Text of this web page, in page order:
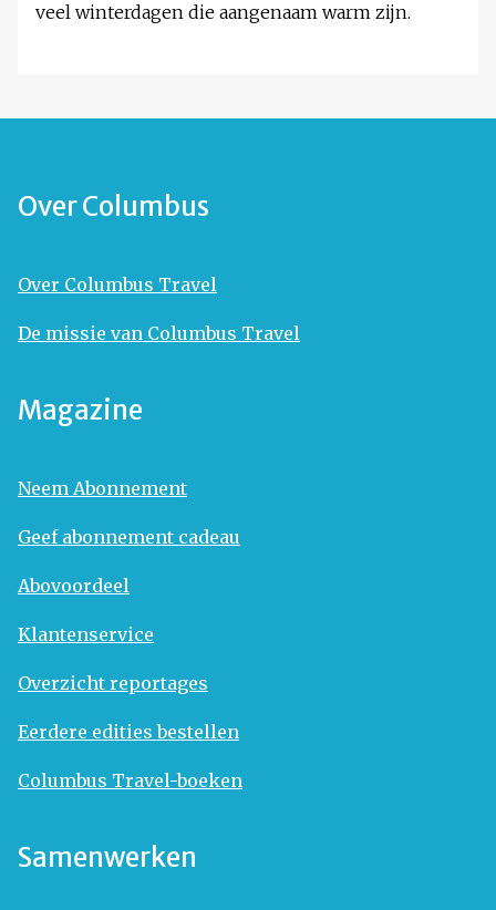
veel winterdagen die aangenaam warm zijn.
Over Columbus
Over Columbus Travel
De missie van Columbus Travel
Magazine
Neem Abonnement
Geef abonnement cadeau
Abovoordeel
Klantenservice
Overzicht reportages
Eerdere edities bestellen
Columbus Travel-boeken
Samenwerken